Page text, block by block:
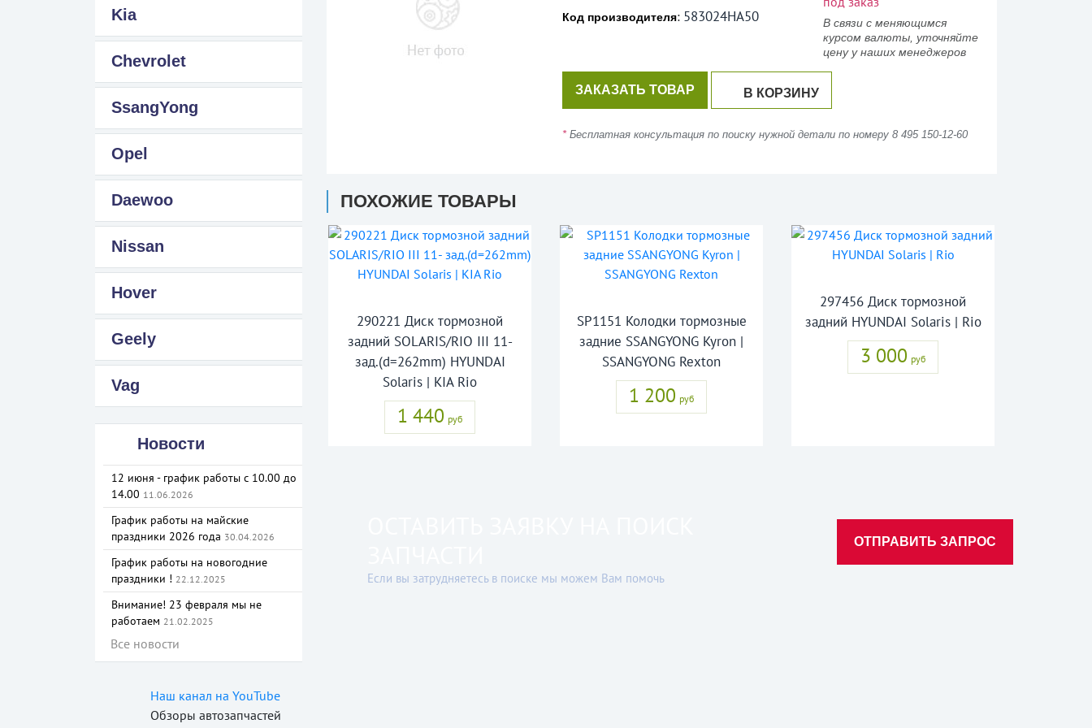
Kia
Chevrolet
SsangYong
Opel
Daewoo
Nissan
Hover
Geely
Vag
Новости
12 июня - график работы с 10.00 до
14.00 11.06.2026
График работы на майские
праздники 2026 года 30.04.2026
График работы на новогодние
праздники ! 22.12.2025
Внимание! 23 февраля мы не
работаем 21.02.2025
Все новости
Наш канал на YouTube
Обзоры автозапчастей
Код производителя: 583024HA50
В связи с меняющимся
курсом валюты, уточняйте
цену у наших менеджеров
ЗАКАЗАТЬ ТОВАР В КОРЗИНУ
*Бесплатная консультация по поиску нужной детали по номеру 8 495 150-12-60
ПОХОЖИЕ ТОВАРЫ
290221 Диск тормозной
задний SOLARIS/RIO III 11-
зад.(d=262mm) HYUNDAI
Solaris | KIA Rio
1 440 руб
SP1151 Колодки тормозные
задние SSANGYONG Kyron |
SSANGYONG Rexton
1 200 руб
297456 Диск тормозной
задний HYUNDAI Solaris | Rio
3 000 руб
Если вы затрудняетесь в поиске мы можем Вам помочь
ОТПРАВИТЬ ЗАПРОС